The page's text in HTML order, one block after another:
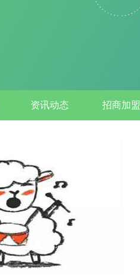
资讯动态 招商加盟